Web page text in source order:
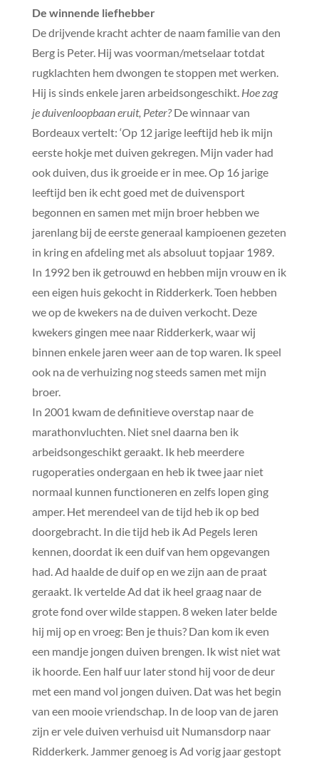
De winnende liefhebber
De drijvende kracht achter de naam familie van den
Berg is Peter. Hij was voorman/metselaar totdat
rugklachten hem dwongen te stoppen met werken.
Hij is sinds enkele jaren arbeidsongeschikt. Hoe zag
je duivenloopbaan eruit, Peter?De winnaar van
Bordeaux vertelt: ‘Op 12 jarige leeftijd heb ik mijn
eerste hokje met duiven gekregen. Mijn vader had
ook duiven, dus ik groeide er in mee. Op 16 jarige
leeftijd ben ik echt goed met de duivensport
begonnen en samen met mijn broer hebben we
jarenlang bij de eerste generaal kampioenen gezeten
in kring en afdeling met als absoluut topjaar 1989.
In 1992 ben ik getrouwd en hebben mijn vrouw en ik
een eigen huis gekocht in Ridderkerk. Toen hebben
we op de kwekers na de duiven verkocht. Deze
kwekers gingen mee naar Ridderkerk, waar wij
binnen enkele jaren weer aan de top waren. Ik speel
ook na de verhuizing nog steeds samen met mijn
broer.
In 2001 kwam de definitieve overstap naar de
marathonvluchten. Niet snel daarna ben ik
arbeidsongeschikt geraakt. Ik heb meerdere
rugoperaties ondergaan en heb ik twee jaar niet
normaal kunnen functioneren en zelfs lopen ging
amper. Het merendeel van de tijd heb ik op bed
doorgebracht. In die tijd heb ik Ad Pegels leren
kennen, doordat ik een duif van hem opgevangen
had. Ad haalde de duif op en we zijn aan de praat
geraakt. Ik vertelde Ad dat ik heel graag naar de
grote fond over wilde stappen. 8 weken later belde
hij mij op en vroeg: Ben je thuis? Dan kom ik even
een mandje jongen duiven brengen. Ik wist niet wat
ik hoorde. Een half uur later stond hij voor de deur
met een mand vol jongen duiven. Dat was het begin
van een mooie vriendschap. In de loop van de jaren
zijn er vele duiven verhuisd uit Numansdorp naar
Ridderkerk. Jammer genoeg is Ad vorig jaar gestopt